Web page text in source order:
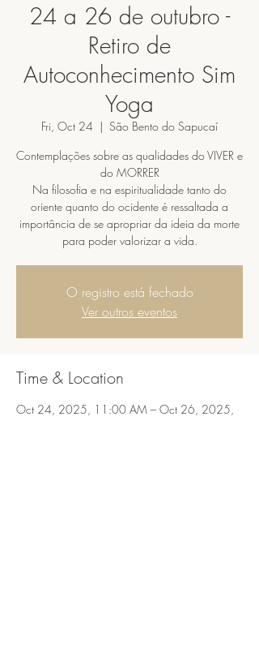
24 a 26 de outubro -
Retiro de
Autoconhecimento Sim
Yoga
Fri, Oct 24
  |
São Bento do Sapucaí
Contemplações sobre as qualidades do VIVER e
do MORRER
Na filosofia e na espiritualidade tanto do
oriente quanto do ocidente é ressaltada a
importância de se apropriar da ideia da morte
para poder valorizar a vida.
O registro está fechado
Ver outros eventos
Time & Location
Oct 24, 2025, 11:00 AM – Oct 26, 2025,